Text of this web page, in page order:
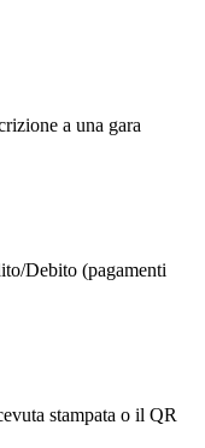
a una gara
Debito (pagamenti
stampata o il QR